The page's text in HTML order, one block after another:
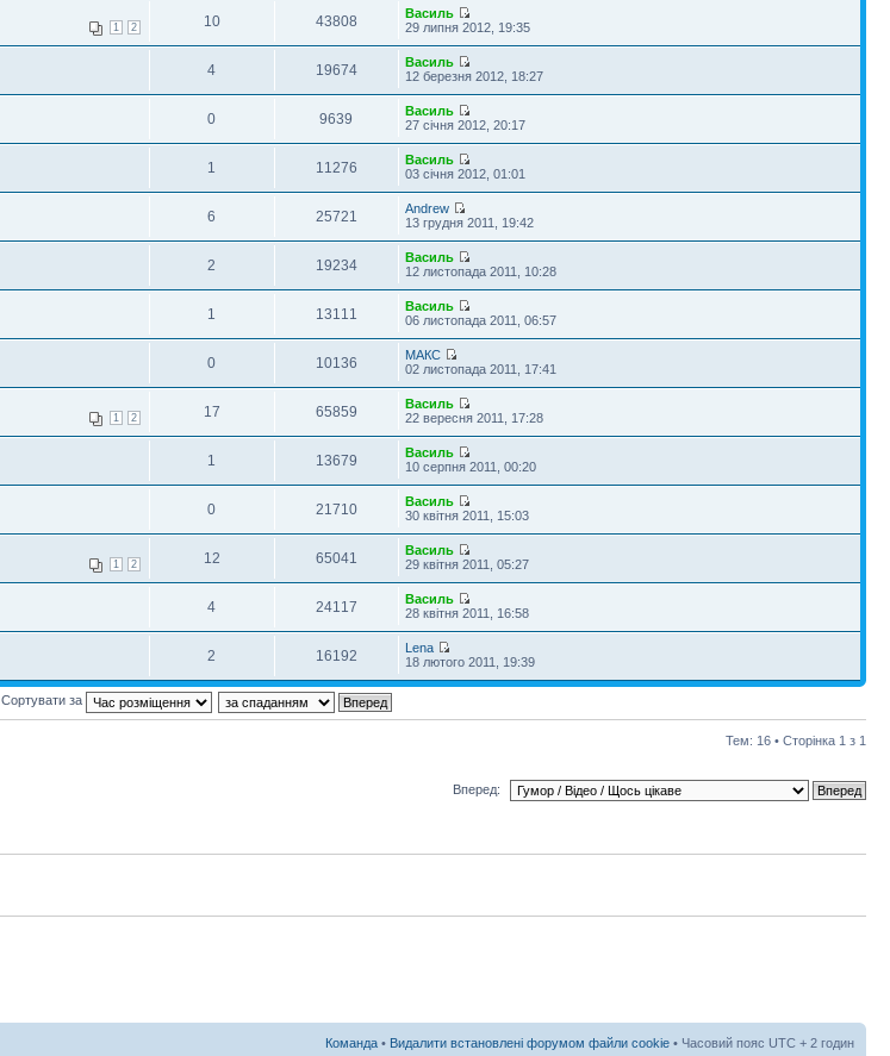
1 2 10 43808
Василь
29 липня 2012, 19:35
4 19674
Василь
12 березня 2012, 18:27
0 9639
Василь
27 січня 2012, 20:17
1 11276
Василь
03 січня 2012, 01:01
6 25721
Andrew
13 грудня 2011, 19:42
2 19234
Василь
12 листопада 2011, 10:28
1 13111
Василь
06 листопада 2011, 06:57
0 10136
МАКС
02 листопада 2011, 17:41
1 2 17 65859
Василь
22 вересня 2011, 17:28
1 13679
Василь
10 серпня 2011, 00:20
0 21710
Василь
30 квітня 2011, 15:03
1 2 12 65041
Василь
29 квітня 2011, 05:27
4 24117
Василь
28 квітня 2011, 16:58
2 16192
Lena
18 лютого 2011, 19:39
Сортувати за
Тем: 16 • Сторінка 1 з 1
Вперед:
Команда • Видалити встановлені форумом файли cookie • Часовий пояс UTC + 2 годин